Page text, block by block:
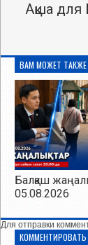
Ақша
ВАМ МОЖЕТ
Балқаш
05.08.2026
Для отправки
КОММЕНТИРОВАТЬ